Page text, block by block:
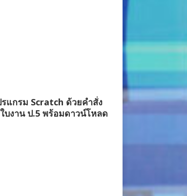
รแกรม Scratch ด้วยคำสั่ง
บงาน ป.5 พร้อมดาวน์โหลด